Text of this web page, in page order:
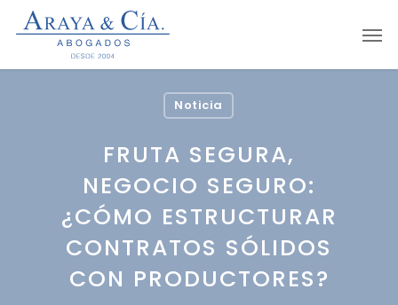
Noticia
FRUTA SEGURA,
NEGOCIO SEGURO:
¿CÓMO ESTRUCTURAR
CONTRATOS SÓLIDOS
CON PRODUCTORES?